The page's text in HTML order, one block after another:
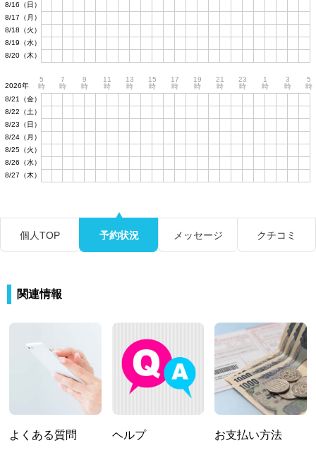
8/16（日）
8/17（月）
8/18（火）
8/19（水）
8/20（木）
2026年
5
時
7
時
9
時
11
時
13
時
15
時
17
時
19
時
21
時
23
時
1
時
3
時
5
時
8/21（金）
8/22（土）
8/23（日）
8/24（月）
8/25（火）
8/26（水）
8/27（木）
個人TOP 予約状況 メッセージ クチコミ
関連情報
よくある質問 ヘルプ お支払い方法